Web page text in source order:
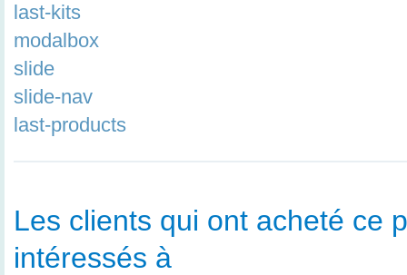
last-kits
modalbox
slide
slide-nav
last-products
Les clients qui ont acheté ce
intéressés à